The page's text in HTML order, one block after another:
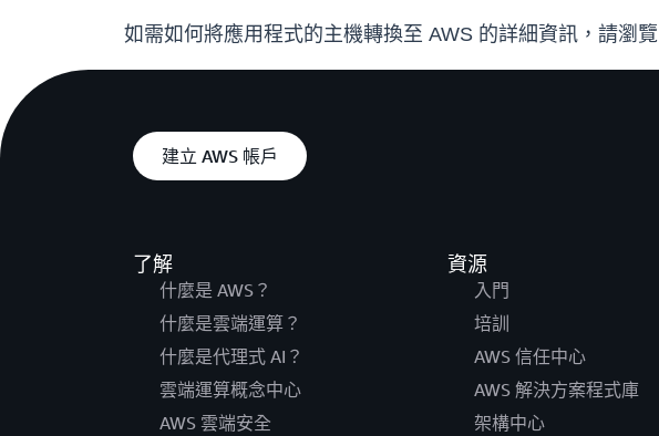
如需如何將應用程式的主機轉換至 AWS 的詳細資訊，請瀏覽
建立 AWS 帳戶
了解
什麼是 AWS？
什麼是雲端運算？
什麼是代理式 AI？
雲端運算概念中心
AWS 雲端安全
資源
入門
培訓
AWS 信任中心
AWS 解決方案程式庫
架構中心